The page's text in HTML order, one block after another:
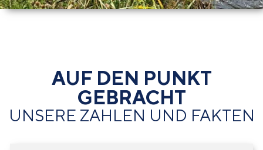
AUF DEN PUNKT
GEBRACHT
UNSERE ZAHLEN UND FAKTEN